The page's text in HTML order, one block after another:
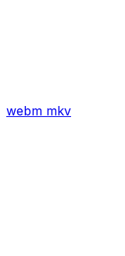
webm mkv